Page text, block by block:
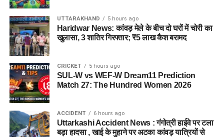
UTTARAKHAND 5 hours ago
Haridwar News: कांवड़ मेले के बीच दो घरों में चोरी का
खुलासा, 3 शातिर गिरफ्तार; ₹5 लाख कैश बरामद
CRICKET 5 hours ago
SUL-W vs WEF-W Dream11 Prediction
Match 27: The Hundred Women 2026
ACCIDENT 6 hours ago
Uttarkashi Accident News : गंगोत्री हाईवे पर टला
बड़ा हादसा , खाई के मुहाने पर अटका कांवड़ यात्रियों से